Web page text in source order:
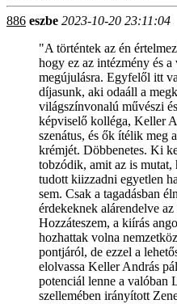
886 eszbe 2023-10-20 23:11:04
"A történtek az én
hogy ez az intézmény és a
megújulásra. Egyfelől itt
díjasunk, aki odaáll a
világszínvonalú művészi
képviselő kolléga, Keller
szenátus, és ők ítélik meg
krémjét. Döbbenetes. Ki
tobzódik, amit az is mutat,
tudott kiizzadni egyetlen
sem. Csak a tagadásban
érdekeknek alárendelve
Hozzáteszem, a kiírás
hozhattak volna
pontjáról, de ezzel a
elolvassa Keller András
potenciál lenne a valóban
szellemében irányított